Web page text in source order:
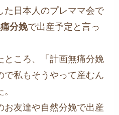
た日本人のプレママ会で
分娩で出産予定と言っ
ところ、「計画無痛分娩
で私もそうやって産むん
お友達や自然分娩で出産